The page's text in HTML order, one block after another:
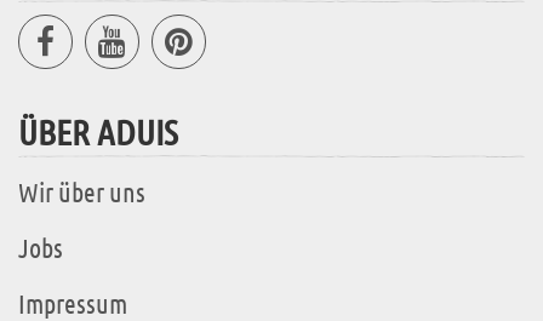
ÜBER ADUIS
Wir über uns
Jobs
Impressum